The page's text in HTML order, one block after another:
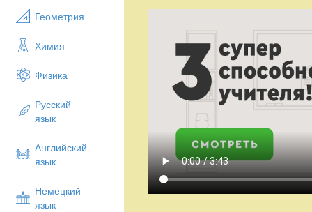
Геометрия
Химия
Физика
Русский
язык
Английский
язык
Немецкий
язык